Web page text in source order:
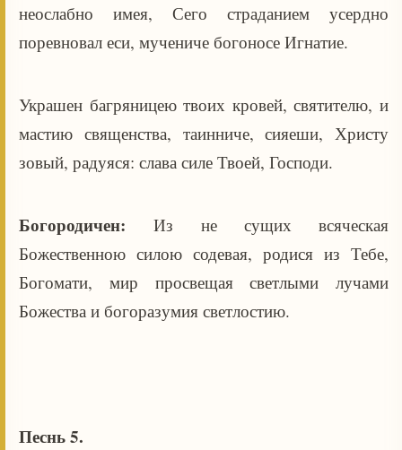
неослабно имея, Сего страданием усердно
поревновал еси, мучениче богоносе Игнатие.
Украшен багряницею твоих кровей, святителю, и
мастию священства, таинниче, сияеши, Христу
зовый, радуяся: слава силе Твоей, Господи.
Богородичен:Из не сущих всяческая
Божественною силою содевая, родися из Тебе,
Богомати, мир просвещая светлыми лучами
Божества и богоразумия светлостию.
Песнь 5.